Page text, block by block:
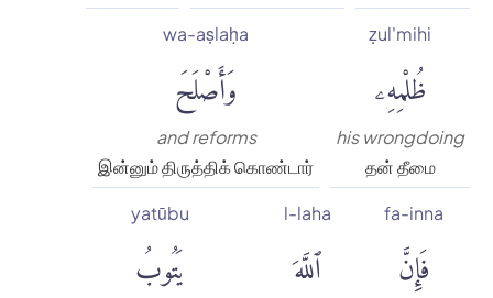
ẓul'mihi
ظُلْمِهِۦ
his wrongdoing
தன் தீமை
wa-aṣlaḥa
وَأَصْلَحَ
and reforms
இன்னும் திருத்திக் கொண்டார்
fa-inna
فَإِنَّ
l-laha
ٱللَّهَ
yatūbu
يَتُوبُ